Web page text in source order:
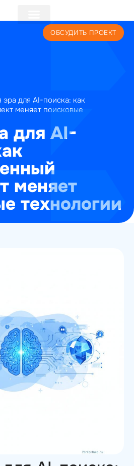
ОБСУДИТЬ ПРОЕКТ
эра для AI-поиска: как
меняет поисковые
для AI-
меняет
технологии